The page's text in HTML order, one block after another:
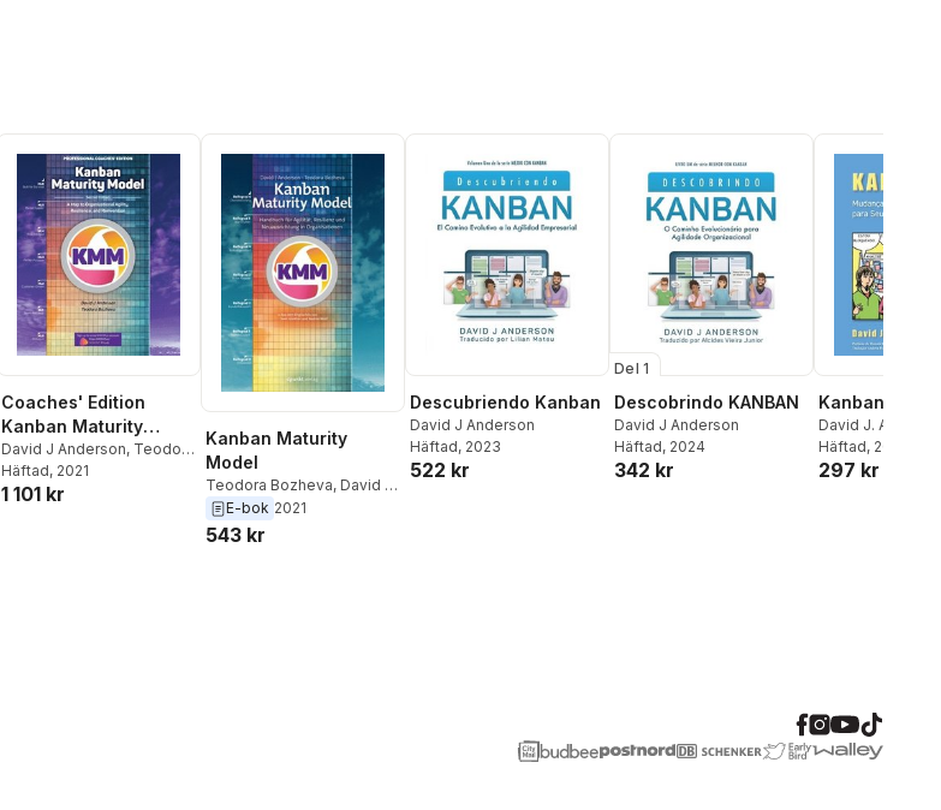
Coaches' Edition
Kanban Maturity
Model
David J Anderson, Teodora
Bozheva
Häftad, 2021
1 101 kr
Kanban Maturity
Model
Teodora Bozheva, David J
Anderson
E-bok 2021
543 kr
Descubriendo Kanban
David J Anderson
Häftad, 2023
522 kr
Del 1
Descobrindo KANBAN
David J Anderson
Häftad, 2024
342 kr
Kanban
David J.
Häftad, 2011
297 kr